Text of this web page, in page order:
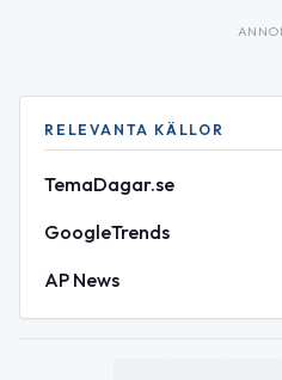
RELEVANTA KÄLLOR
TemaDagar.se
GoogleTrends
AP News